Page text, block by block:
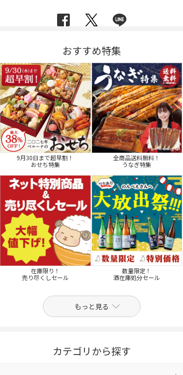
おすすめ特集
9月30日まで超早割！
おせち特集
全商品送料無料！
うなぎ特集
在庫限り！
売り尽くしセール
数量限定！
酒在庫処分セール
もっと見る
カテゴリから探す